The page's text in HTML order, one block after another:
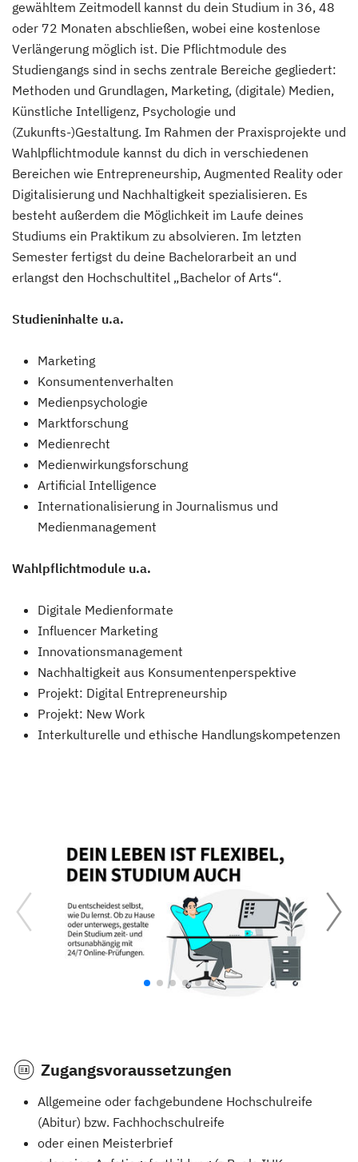
gewähltem Zeitmodell kannst du dein Studium in 36, 48
oder 72 Monaten abschließen, wobei eine kostenlose
Verlängerung möglich ist. Die Pflichtmodule des
Studiengangs sind in sechs zentrale Bereiche gegliedert:
Methoden und Grundlagen, Marketing, (digitale) Medien,
Künstliche Intelligenz, Psychologie und
(Zukunfts-)Gestaltung. Im Rahmen der Praxisprojekte und
Wahlpflichtmodule kannst du dich in verschiedenen
Bereichen wie Entrepreneurship, Augmented Reality oder
Digitalisierung und Nachhaltigkeit spezialisieren. Es
besteht außerdem die Möglichkeit im Laufe deines
Studiums ein Praktikum zu absolvieren. Im letzten
Semester fertigst du deine Bachelorarbeit an und
erlangst den Hochschultitel „Bachelor of Arts“.
Studieninhalte u.a.
Marketing
Konsumentenverhalten
Medienpsychologie
Marktforschung
Medienrecht
Medienwirkungsforschung
Artificial Intelligence
Internationalisierung in Journalismus und
Medienmanagement
Wahlpflichtmodule u.a.
Digitale Medienformate
Influencer Marketing
Innovationsmanagement
Nachhaltigkeit aus Konsumentenperspektive
Projekt: Digital Entrepreneurship
Projekt: New Work
Interkulturelle und ethische Handlungskompetenzen
Zugangsvoraussetzungen
Allgemeine oder fachgebundene Hochschulreife
(Abitur) bzw. Fachhochschulreife
oder einen Meisterbrief